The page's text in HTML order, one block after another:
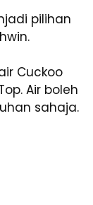
pilihan
Cuckoo
Air boleh
sahaja.